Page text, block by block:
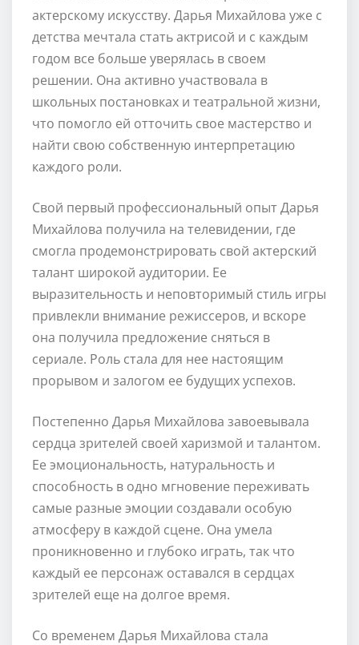
актерскому искусству. Дарья Михайлова уже с
детства мечтала стать актрисой и с каждым
годом все больше уверялась в своем
решении. Она активно участвовала в
школьных постановках и театральной жизни,
что помогло ей отточить свое мастерство и
найти свою собственную интерпретацию
каждого роли.
Свой первый профессиональный опыт Дарья
Михайлова получила на телевидении, где
смогла продемонстрировать свой актерский
талант широкой аудитории. Ее
выразительность и неповторимый стиль игры
привлекли внимание режиссеров, и вскоре
она получила предложение сняться в
сериале. Роль стала для нее настоящим
прорывом и залогом ее будущих успехов.
Постепенно Дарья Михайлова завоевывала
сердца зрителей своей харизмой и талантом.
Ее эмоциональность, натуральность и
способность в одно мгновение переживать
самые разные эмоции создавали особую
атмосферу в каждой сцене. Она умела
проникновенно и глубоко играть, так что
каждый ее персонаж оставался в сердцах
зрителей еще на долгое время.
Со временем Дарья Михайлова стала